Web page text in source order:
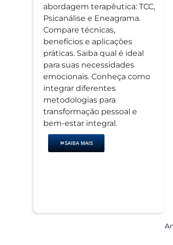
abordagem terapêutica: TCC,
Psicanálise e Eneagrama.
Compare técnicas,
benefícios e aplicações
práticas. Saiba qual é ideal
para suas necessidades
emocionais. Conheça como
integrar diferentes
metodologias para
transformação pessoal e
bem-estar integral.
SAIBA MAIS